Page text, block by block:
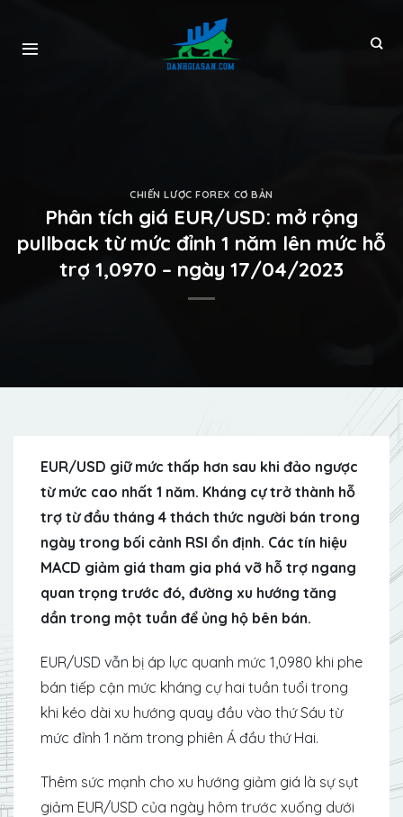
CHIẾN LƯỢC FOREX CƠ BẢN
Phân tích giá EUR/USD: mở rộng
pullback từ mức đỉnh 1 năm lên mức hỗ
trợ 1,0970 – ngày 17/04/2023
EUR/USD giữ mức thấp hơn sau khi đảo ngược
từ mức cao nhất 1 năm. Kháng cự trở thành hỗ
trợ từ đầu tháng 4 thách thức người bán trong
ngày trong bối cảnh RSI ổn định. Các tín hiệu
MACD giảm giá tham gia phá vỡ hỗ trợ ngang
quan trọng trước đó, đường xu hướng tăng
dần trong một tuần để ủng hộ bên bán.
EUR/USD vẫn bị áp lực quanh mức 1,0980 khi phe
bán tiếp cận mức kháng cự hai tuần tuổi trong
khi kéo dài xu hướng quay đầu vào thứ Sáu từ
mức đỉnh 1 năm trong phiên Á đầu thứ Hai.
Thêm sức mạnh cho xu hướng giảm giá là sự sụt
giảm EUR/USD của ngày hôm trước xuống dưới